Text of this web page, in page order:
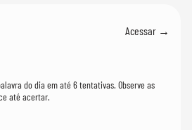
Acessar →
do dia em até 6 tentativas. Observe as
até acertar.